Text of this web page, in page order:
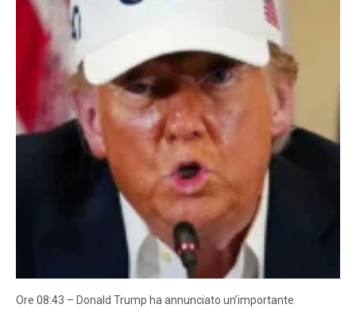
Ore 08:43 – Donald Trump ha annunciato un’importante